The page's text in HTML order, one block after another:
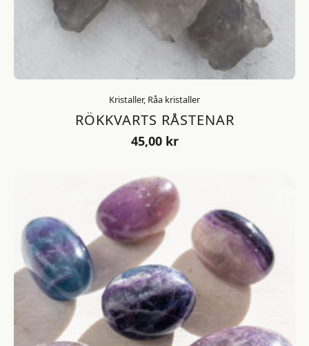
Kristaller, Råa kristaller
RÖKKVARTS RÅSTENAR
45,00 kr